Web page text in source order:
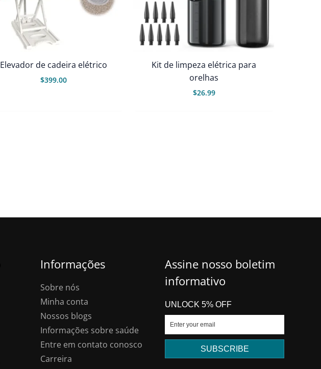
Elevador de cadeira elétrico
$399.00
Kit de limpeza elétrica para
orelhas
$26.99
Informações
Sobre nós
Minha conta
Nossos blogs
Informações sobre saúde
Entre em contato conosco
Carreira
Assine nosso boletim
informativo
UNLOCK 5% OFF
SUBSCRIBE